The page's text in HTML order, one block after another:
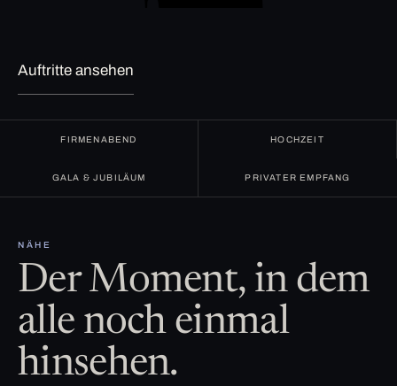
Auftritte ansehen
FIRMENABEND HOCHZEIT
GALA & JUBILÄUM PRIVATER EMPFANG
NÄHE
Der Moment, in dem
alle noch einmal
hinsehen.